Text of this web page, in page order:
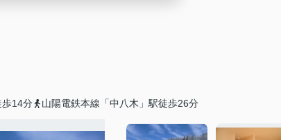
歩14分 山陽電鉄本線「中八木」駅徒歩26分